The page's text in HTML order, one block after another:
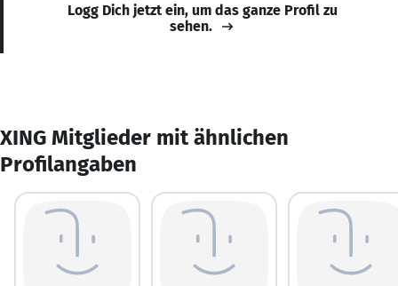
Logg Dich jetzt ein, um das ganze Profil zu
sehen.
XING Mitglieder mit ähnlichen
Profilangaben